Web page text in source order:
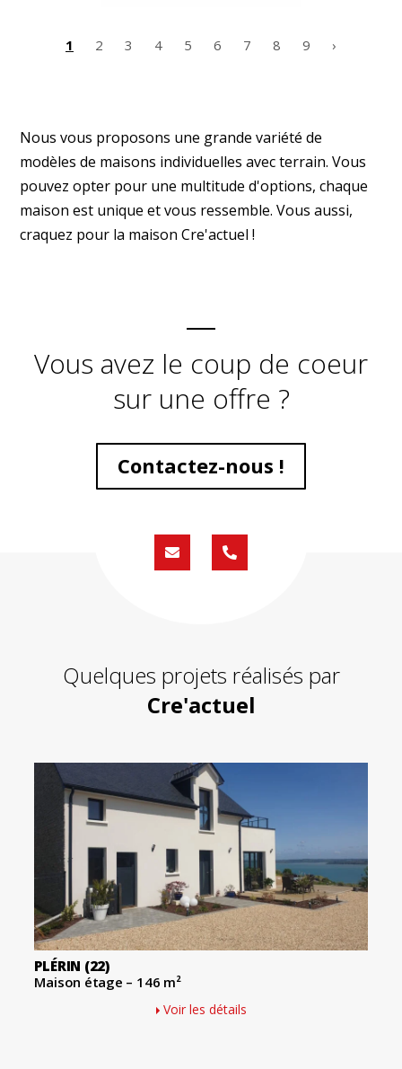
1 2 3 4 5 6 7 8 9 ›
Nous vous proposons une grande variété de
modèles de maisons individuelles avec terrain. Vous
pouvez opter pour une multitude d'options, chaque
maison est unique et vous ressemble. Vous aussi,
craquez pour la maison Cre'actuel !
Vous avez le coup de coeur
sur une offre ?
Contactez-nous !
Formulaire
de
02
59
Quelques projets réalisés par
Cre'actuel
PLÉRIN (22)
Maison étage – 146 m²
Voir les détails